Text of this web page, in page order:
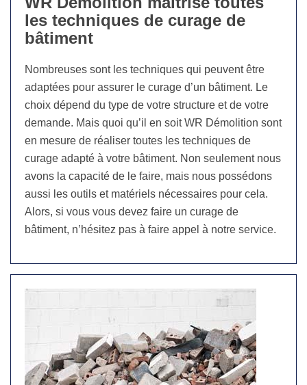
les techniques de curage de
bâtiment
Nombreuses sont les techniques qui peuvent être
adaptées pour assurer le curage d’un bâtiment. Le
choix dépend du type de votre structure et de votre
demande. Mais quoi qu’il en soit WR Démolition sont
en mesure de réaliser toutes les techniques de
curage adapté à votre bâtiment. Non seulement nous
avons la capacité de le faire, mais nous possédons
aussi les outils et matériels nécessaires pour cela.
Alors, si vous vous devez faire un curage de
bâtiment, n’hésitez pas à faire appel à notre service.